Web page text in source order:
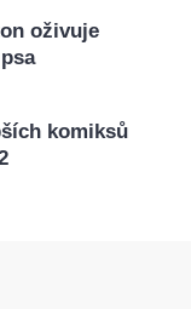
oživuje
komiksů